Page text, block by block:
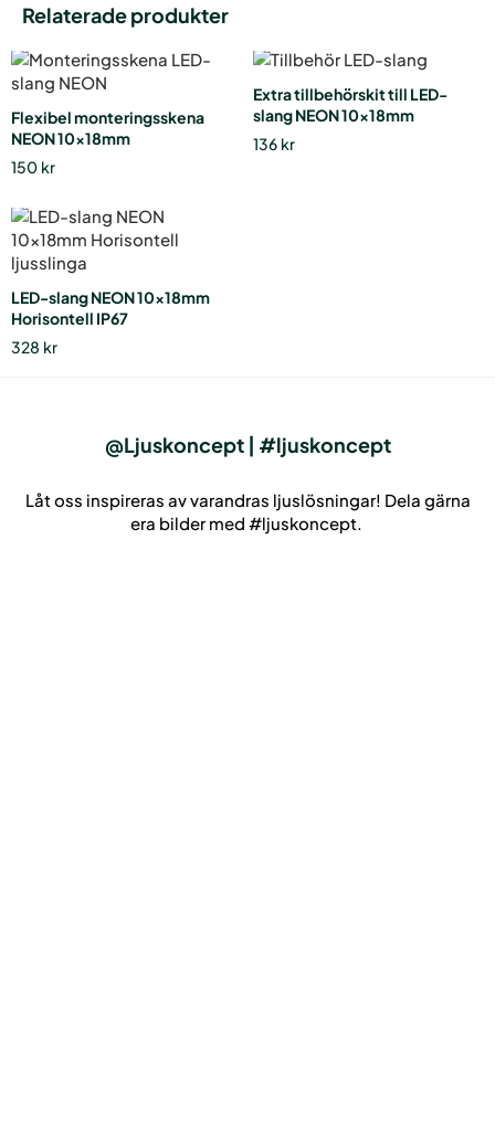
Relaterade produkter
Flexibel monteringsskena
NEON 10x18mm
150 kr
Extra tillbehörskit till LED-
slang NEON 10x18mm
136 kr
LED-slang NEON 10x18mm
Horisontell IP67
328 kr
Den
här
produkten
har
flera
De
produktsidan
@Ljuskoncept | #ljuskoncept
Låt oss inspireras av varandras ljuslösningar! Dela gärna
era bilder med #ljuskoncept.